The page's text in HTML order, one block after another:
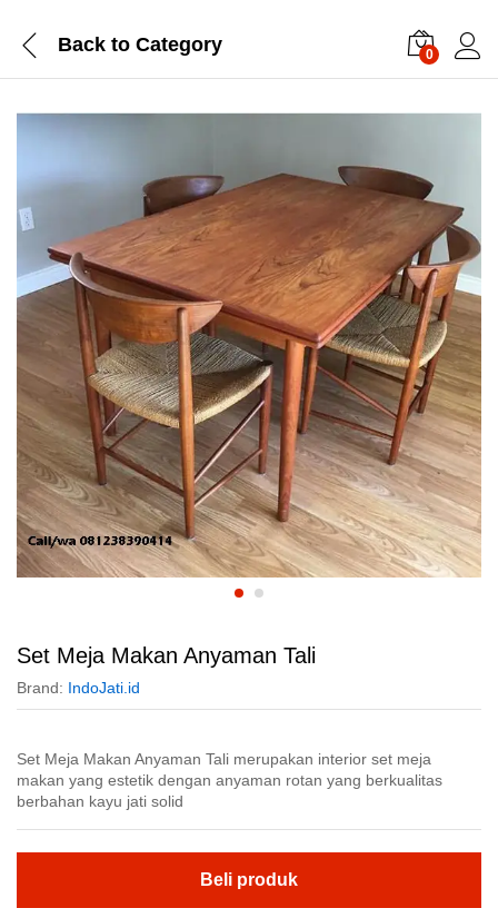
Back to Category 0
Set Meja Makan Anyaman Tali
Brand: IndoJati.id
Set Meja Makan Anyaman Tali merupakan interior set meja
makan yang estetik dengan anyaman rotan yang berkualitas
berbahan kayu jati solid
Beli produk